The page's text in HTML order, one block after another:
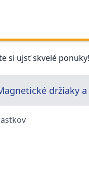
si ujsť skvelé ponuky!
držiaky